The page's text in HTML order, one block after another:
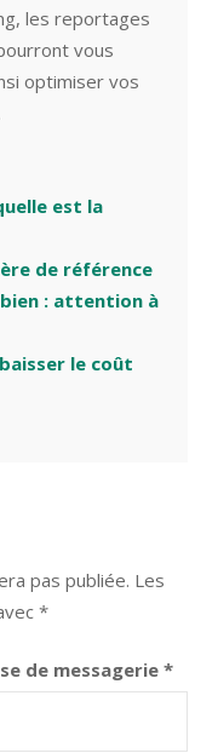
les reportages
vous
optimiser vos
est la
de référence
bien : attention à
le coût
pas publiée. Les
*
de messagerie *